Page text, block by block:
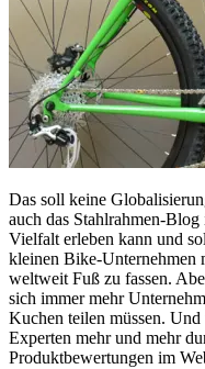
Das soll keine
auch das Stahlrahmen-
Vielfalt erleben kann und
kleinen Bike-Unternehmen
weltweit Fuß zu fassen.
sich immer mehr
Kuchen teilen müssen.
Experten mehr und mehr
Produktbewertungen im